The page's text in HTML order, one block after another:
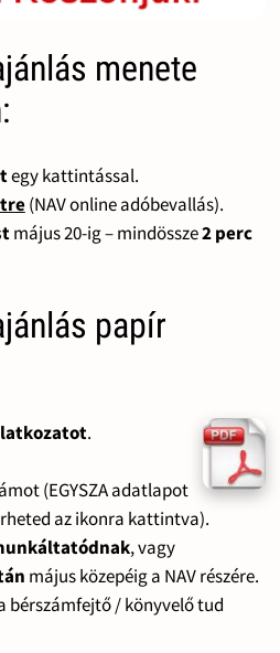
menete
egy kattintással.
(NAV online adóbevallás).
május 20-ig – mindössze2 perc
papír
.
(EGYSZA adatlapot
az ikonra kattintva).
, vagy
május közepéig a NAV részére.
bérszámfejtő / könyvelő tud